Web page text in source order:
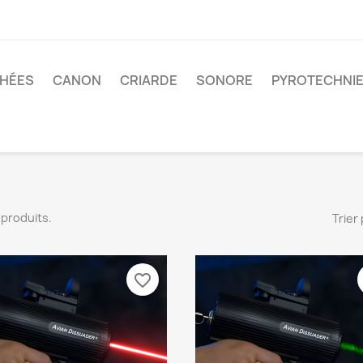
CANON CRIARDE SONORE PYROTECHNIE
produits. Trier
favorite_border